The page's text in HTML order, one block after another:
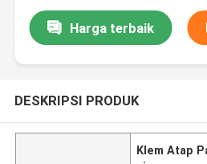
Harga terbaik
DESKRIPSI PRODUK
Klem Atap